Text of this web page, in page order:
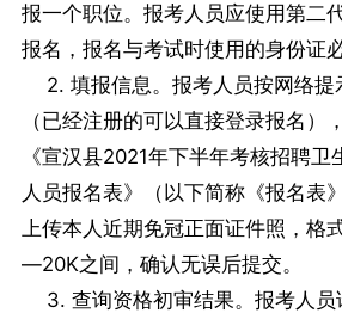
报一个职位。报考人员应使用第二
报名，报名与考试时使用的身份证
2. 填报信息。报考人员按网络提
（已经注册的可以直接登录报名）
《宣汉县2021年下半年考核招聘
人员报名表》（以下简称《报名表
上传本人近期免冠正面证件照，格
—20K之间，确认无误后提交。
3. 查询资格初审结果。报考人员